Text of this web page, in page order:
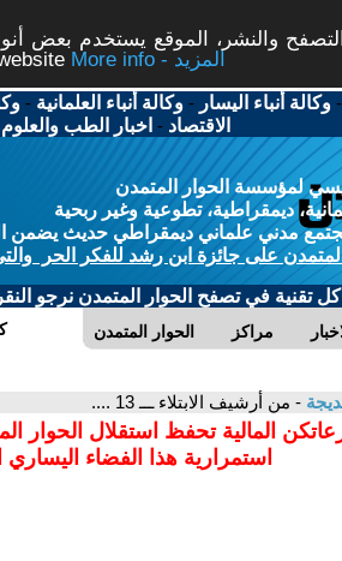
والنشر، الموقع يستخدم بعض
More info - المزيد
-وكالة أنباء اليسار -وكالة أنباء العلمانية -
الاقتصاد - اخبار الطب والعلوم
لمؤسسة الحوار المتمدن
ديمقراطية، تطوعية وغير ربحية
مدني علماني ديمقراطي حديث يضمن
على جائزة ابن رشد للفكر الحر
تقنية في تصفح الحوار المتمدن نرجو
الحوار المتمدن مراكز
- من أرشيف الابتلاء ـــ 13 ....
المالية تحفظ استقلال الحوار
استمرارية هذا الفضاء اليساري